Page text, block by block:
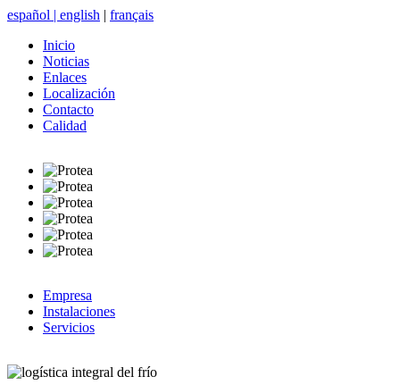
español | english | français
Inicio
Noticias
Enlaces
Localización
Contacto
Calidad
Empresa
Instalaciones
Servicios
logística integral del frío